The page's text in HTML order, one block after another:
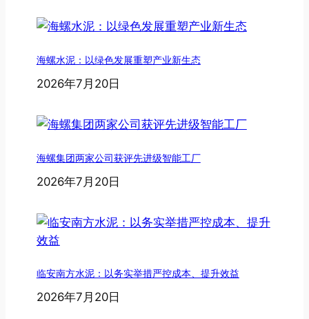
海螺水泥：以绿色发展重塑产业新生态
2026年7月20日
海螺集团两家公司获评先进级智能工厂
2026年7月20日
临安南方水泥：以务实举措严控成本、提升效益
2026年7月20日